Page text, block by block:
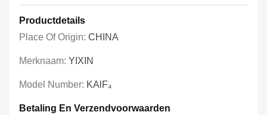
Productdetails
Place Of Origin: CHINA
Merknaam: YIXIN
Model Number: KAlF₄
Betaling En Verzendvoorwaarden